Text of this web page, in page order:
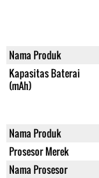
Nama Produk
Kapasitas Baterai
(mAh)
Nama Produk
Prosesor Merek
Nama Prosesor